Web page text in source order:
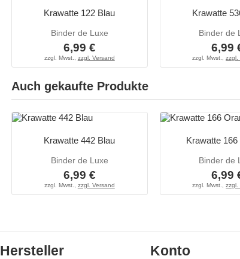
Krawatte 122 Blau
Binder de Luxe
6,99 €
zzgl. Mwst., zzgl. Versand
Krawatte
Binder de
6,99
zzgl. Mwst.,zzgl.
Auch gekaufte Produkte
Krawatte 442 Blau
Binder de Luxe
6,99 €
zzgl. Mwst., zzgl. Versand
Krawatte
Binder de
6,99
zzgl. Mwst.,zzgl.
Hersteller Konto